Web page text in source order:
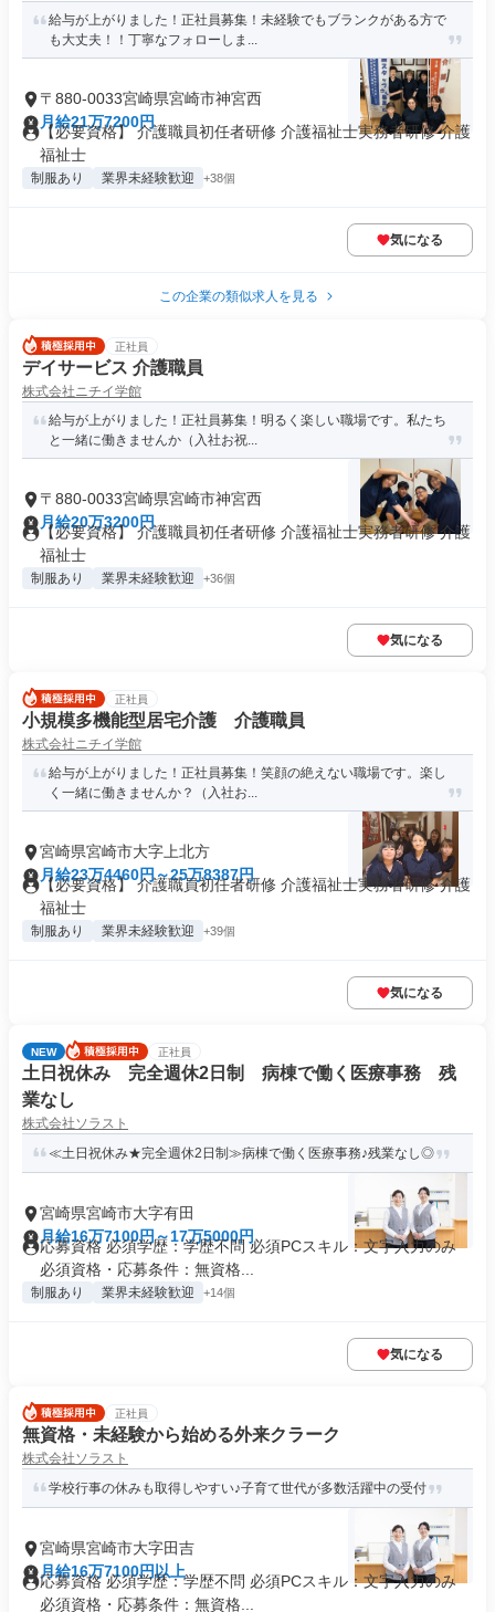
給与が上がりました！正社員募集！未経験でもブランクがある方で
も大丈夫！！丁寧なフォローしま...
〒880-0033宮崎県宮崎市神宮西
月給21万7200円
【必要資格】 介護職員初任者研修 介護福祉士実務者研修 介護
福祉士
制服あり 業界未経験歓迎 +38個
気になる
この企業の類似求人を見る
正社員
デイサービス 介護職員
株式会社ニチイ学館
給与が上がりました！正社員募集！明るく楽しい職場です。私たち
と一緒に働きませんか（入社お祝...
〒880-0033宮崎県宮崎市神宮西
月給20万3200円
【必要資格】 介護職員初任者研修 介護福祉士実務者研修 介護
福祉士
制服あり 業界未経験歓迎 +36個
気になる
正社員
小規模多機能型居宅介護 介護職員
株式会社ニチイ学館
給与が上がりました！正社員募集！笑顔の絶えない職場です。楽し
く一緒に働きませんか？（入社お...
宮崎県宮崎市大字上北方
月給23万4460円～25万8387円
【必要資格】 介護職員初任者研修 介護福祉士実務者研修 介護
福祉士
制服あり 業界未経験歓迎 +39個
気になる
NEW 正社員
土日祝休み 完全週休2日制 病棟で働く医療事務 残
業なし
株式会社ソラスト
≪土日祝休み★完全週休2日制≫病棟で働く医療事務♪残業なし◎
宮崎県宮崎市大字有田
月給16万7100円～17万5000円
応募資格 必須学歴：学歴不問 必須PCスキル：文字入力のみ
必須資格・応募条件：無資格...
制服あり 業界未経験歓迎 +14個
気になる
正社員
無資格・未経験から始める外来クラーク
株式会社ソラスト
学校行事の休みも取得しやすい♪子育て世代が多数活躍中の受付
宮崎県宮崎市大字田吉
月給16万7100円以上
応募資格 必須学歴：学歴不問 必須PCスキル：文字入力のみ
必須資格・応募条件：無資格...